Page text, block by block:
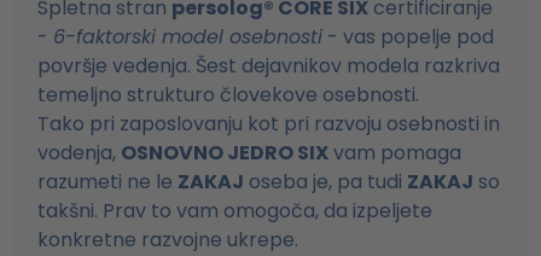
Spletna stran persolog® CORE SIX certificiranje
- 6-faktorski model osebnosti - vas popelje pod
površje vedenja. Šest dejavnikov modela razkriva
temeljno strukturo človekove osebnosti.
Tako pri zaposlovanju kot pri razvoju osebnosti in
vodenja, OSNOVNO JEDRO SIXvam pomaga
razumeti ne le ZAKAJ oseba je, pa tudi ZAKAJ so
takšni. Prav to vam omogoča, da izpeljete
konkretne razvojne ukrepe.